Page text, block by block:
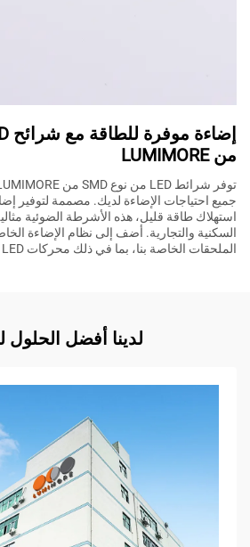
من LUMIMORE
جميع احتياجات الإضاءة لديك. مصممة لتوفير
استهلاك طاقة قليل، هذه الأشرطة الضوئية
السكنية والتجارية. أضف إلى نظام الإضاءة
الملحقات الخاصة بنا، بما في ذلك محركات LED وألواح LED المرنة.
لدينا أفضل الحلول